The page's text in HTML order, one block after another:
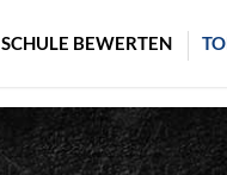
SCHULE BEWERTEN